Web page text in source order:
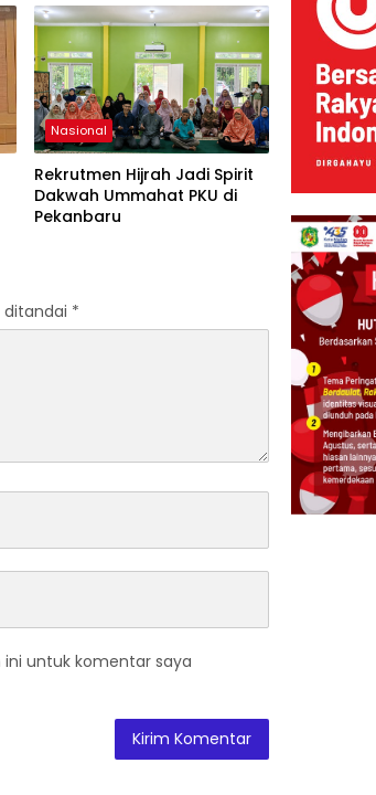
Takwa
Nasional
Rekrutmen Hijrah Jadi Spirit
Dakwah Ummahat PKU di
Pekanbaru
ditandai *
untuk komentar saya